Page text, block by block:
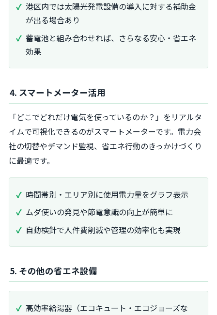
港区内では太陽光発電設備の導入に対する補助金
が出る場合あり
蓄電池と組み合わせれば、さらなる安心・省エネ
効果
4. スマートメーター活用
「どこでどれだけ電気を使っているのか？」をリアルタ
イムで可視化できるのがスマートメーターです。電力会
社の切替やデマンド監視、省エネ行動のきっかけづくり
に最適です。
時間帯別・エリア別に使用電力量をグラフ表示
ムダ使いの発見や節電意識の向上が簡単に
自動検針で人件費削減や管理の効率化も実現
5. その他の省エネ設備
高効率給湯器（エコキュート・エコジョーズな